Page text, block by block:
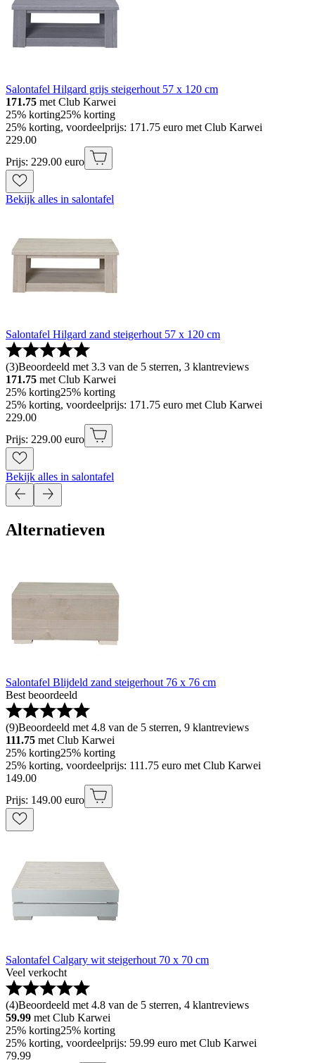
Salontafel Hilgard grijs steigerhout 57 x 120 cm
171.75 met Club Karwei
25% korting25% korting
25% korting, voordeelprijs: 171.75 euro met Club Karwei
229.00
Prijs: 229.00 euro
Bekijk alles in salontafel
Salontafel Hilgard zand steigerhout 57 x 120 cm
(3)Beoordeeld met 3.3 van de 5 sterren, 3 klantreviews
171.75 met Club Karwei
25% korting25% korting
25% korting, voordeelprijs: 171.75 euro met Club Karwei
229.00
Prijs: 229.00 euro
Bekijk alles in salontafel
Alternatieven
Salontafel Blijdeld zand steigerhout 76 x 76 cm
Best beoordeeld
(9)Beoordeeld met 4.8 van de 5 sterren, 9 klantreviews
111.75 met Club Karwei
25% korting25% korting
25% korting, voordeelprijs: 111.75 euro met Club Karwei
149.00
Prijs: 149.00 euro
Salontafel Calgary wit steigerhout 70 x 70 cm
Veel verkocht
(4)Beoordeeld met 4.8 van de 5 sterren, 4 klantreviews
59.99 met Club Karwei
25% korting25% korting
25% korting, voordeelprijs: 59.99 euro met Club Karwei
79.99